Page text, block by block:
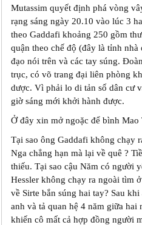
Mutassim quyết định phá vòng
rạng sáng ngày 20.10 vào lúc 3
theo Gaddafi khoảng 250 gồm
quận theo chế độ (đây là tỉnh
đạo nói trên và các tay súng.
trục, có võ trang đại liên phòng
dược. Vì phải lo di tản số dân cư
giờ sáng mới khởi hành được.
Ở đây xin mở ngoặc để bình Mao
Tại sao ông Gaddafi không chạy
Nga chẳng hạn mà lại về quê ?
thiếu. Tại sao cậu Năm có người
Hessler không chạy ra ngoài tìm
về Sirte bắn súng hai tay? Sau
anh và tả quan hệ 4 năm giữa hai
khiến cô mất cả hợp đồng người